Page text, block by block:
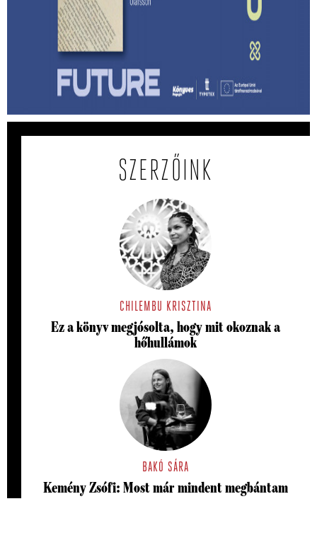
Lehet-e izgalmas egy
hagyatékfelszámolás? – Ragnar Helgi
Ólafsson: Apám könyvtára
Megmenthető-e a feledéstől mindaz, ami számunkra
értékes akkor, ha írunk róla?
SZERZŐINK
CHILEMBU KRISZTINA
Ez a könyv megjósolta, hogy mit okoznak a
hőhullámok
BAKÓ SÁRA
Kemény Zsófi: Most már mindent megbántam